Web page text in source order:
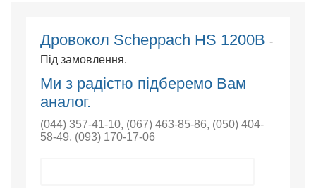
Дровокол Scheppach HS 1200B -
Під замовлення.
Ми з радістю підберемо Вам
аналог.
(044) 357-41-10, (067) 463-85-86, (050) 404-
58-49, (093) 170-17-06